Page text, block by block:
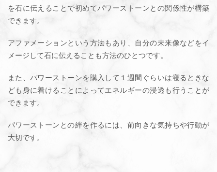
を石に伝えることで初めてパワーストーンとの関係性が構築
できます。
アファメーションという方法もあり、自分の未来像などをイ
メージして石に伝えることも方法のひとつです。
また、パワーストーンを購入して１週間ぐらいは寝るときな
ども身に着けることによってエネルギーの浸透も行うことが
できます。
パワーストーンとの絆を作るには、前向きな気持ちや行動が
大切です。